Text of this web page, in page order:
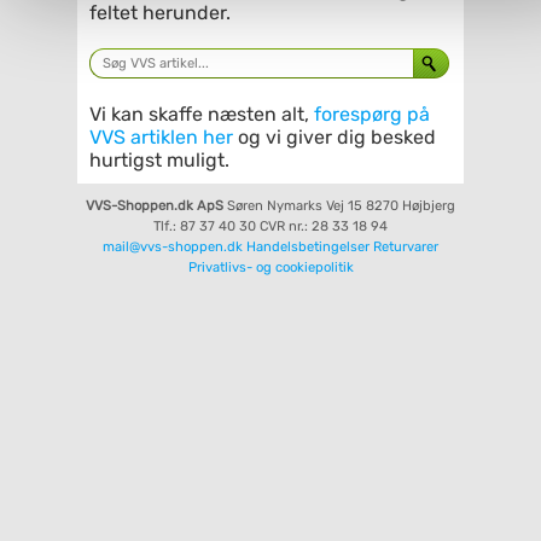
feltet herunder.
Vi kan skaffe næsten alt, forespørg på
VVS artiklen her og vi giver dig besked
hurtigst muligt.
VVS-Shoppen.dk ApS Søren Nymarks Vej 15 8270 Højbjerg
Tlf.: 87 37 40 30 CVR nr.: 28 33 18 94
mail@vvs-shoppen.dk Handelsbetingelser Returvarer
Privatlivs- og cookiepolitik